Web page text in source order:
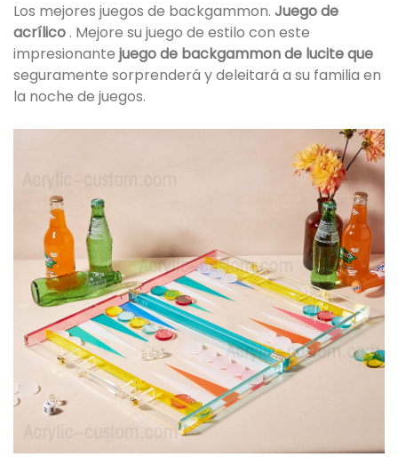
Los mejores juegos de backgammon. Juego de
acrílico . Mejore su juego de estilo con este
impresionante juego de backgammon de lucite que
seguramente sorprenderá y deleitará a su familia en
la noche de juegos.